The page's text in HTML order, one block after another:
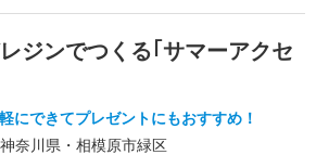
ジンでつくる｢サマーアクセ
にできてプレゼントにもおすすめ！
神奈川県・相模原市緑区